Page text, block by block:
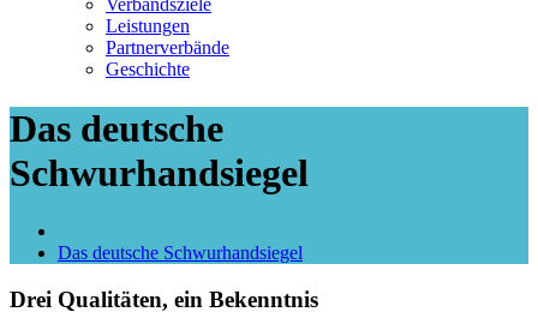
Verbandsziele
Leistungen
Partnerverbände
Geschichte
Das deutsche
Schwurhandsiegel
Das deutsche Schwurhandsiegel
Drei Qualitäten, ein Bekenntnis